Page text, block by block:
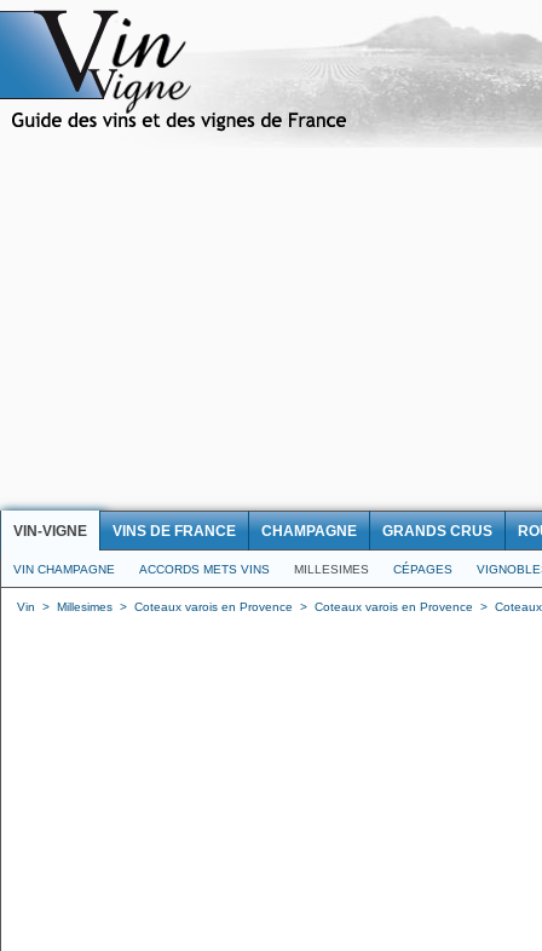
VIN-VIGNE VINS DE FRANCE CHAMPAGNE GRANDS CRUS
VIN CHAMPAGNE ACCORDS METS VINS MILLESIMES CÉPAGES
Vin > Millesimes > Coteaux varois en Provence > Coteaux varois en Provence >